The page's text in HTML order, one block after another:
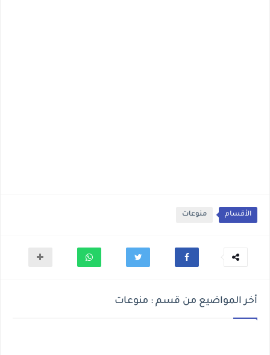
الأقسام منوعات
أخر المواضيع من قسم : منوعات